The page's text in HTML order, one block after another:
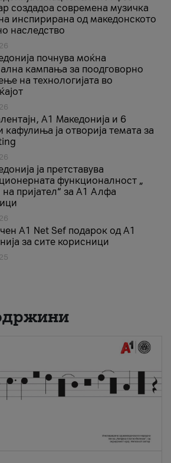
создадоа современа музичка
инспирирана од македонското
наследство
почнува моќна
кампања за поодговорно
на технологијата во
A1 Македонија и 6
кафулиња ја отворија темата за
ја претставува
функционалност „
пријател“ за А1 Алфа
A1 Net Sеf подарок од А1
за сите корисници